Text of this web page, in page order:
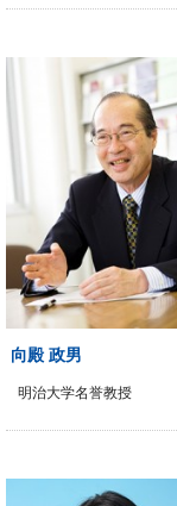
向殿 政男
明治大学名誉教授